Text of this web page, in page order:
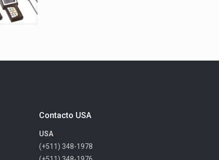
Contacto USA
USA
(+511) 348-1978